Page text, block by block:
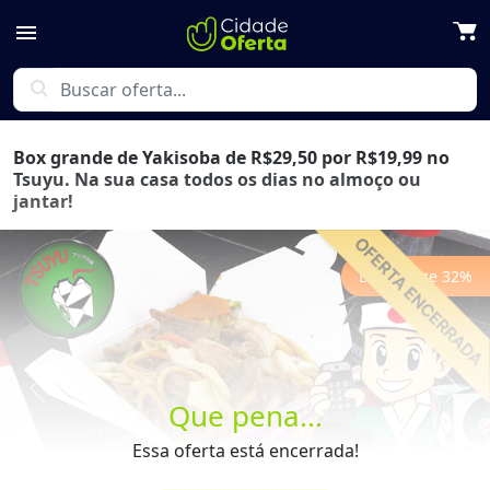
menu
search
Que pena...
Essa oferta está encerrada!
Box grande de Yakisoba de R$29,50 por R$19,99 no
Tsuyu. Na sua casa todos os dias no almoço ou
jantar!
Economize 32%
Next